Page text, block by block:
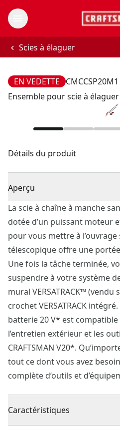
Scies à élaguer
EN VEDETTE
CMCCSP20M1
Ensemble pour scie à
Détails du produit
Aperçu
La scie à chaîne à manche
dotée d’un puissant moteur
pour vous mettre à
télescopique offre une
Une fois la tâche terminée,
suspendre à votre système
mural VERSATRACK™ (vendu
crochet VERSATRACK
batterie 20 V* est
l’entretien extérieur et les
CRAFTSMAN V20*.
tout ce dont vous avez
complète d’outils et
Caractéristiques